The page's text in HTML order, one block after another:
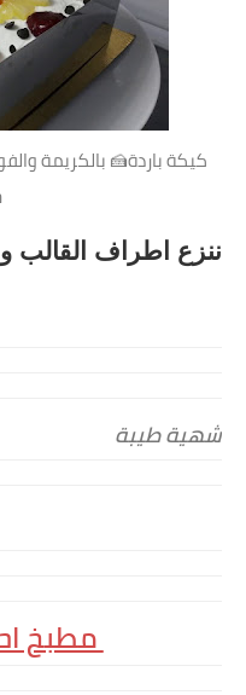
كيكة باردة🍰 بالكريمة
ننزع اطراف القالب و
شهية طيبة
مطبخ